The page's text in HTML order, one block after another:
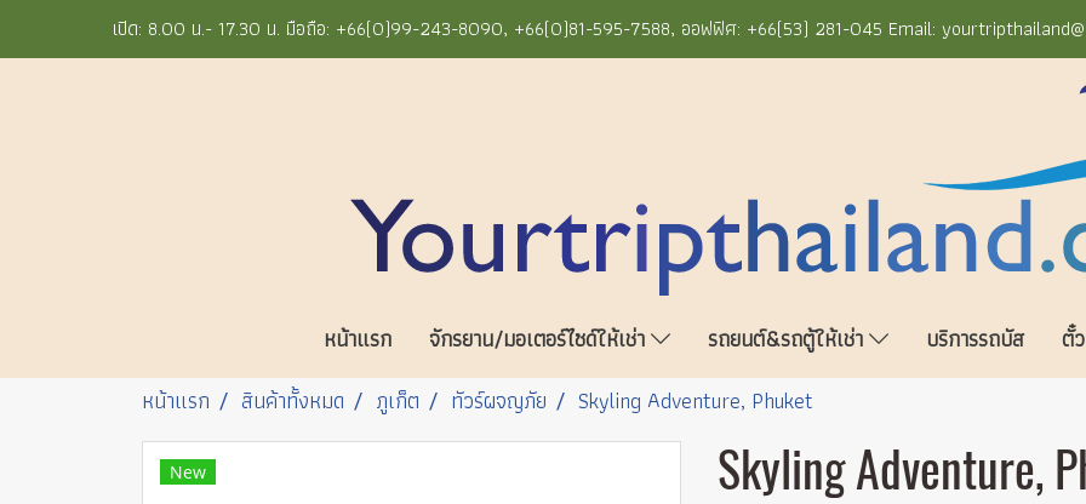
เปิด: 8.00 น.- 17.30 น. มือถือ: +66(0)99-243-8090, +66(0)81-595-7588, ออฟฟิศ: +66(53) 281-045 Email:
หน้าแรก จักรยาน/มอเตอร์ไซด์ให้เช่า รถยนต์&รถตู้ให้เช่า บริการรถบัส
ตั๋
หน้าแรก
สินค้าทั้งหมด ภูเก็ต ทัวร์ผจญภัย Skyling Adventure, Phuket
New Skyling Adventure,